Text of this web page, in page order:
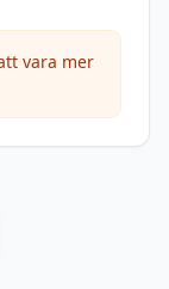
vara mer